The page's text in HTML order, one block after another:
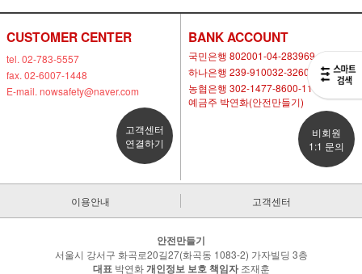
CUSTOMER CENTER
tel. 02-783-5557
fax. 02-6007-1448
E-mail. nowsafety@naver.com
고객센터
연결하기
BANK ACCOUNT
국민은행 802001-04-283969
하나은행 239-910032-32604
농협은행 302-1477-8600-11
예금주 박연화(안전만들기)
비회원
1:1 문의
이용안내 고객센터
안전만들기
서울시 강서구 화곡로20길27(화곡동 1083-2) 가자빌딩 3층
대표 박연화개인정보 보호 책임자조재훈